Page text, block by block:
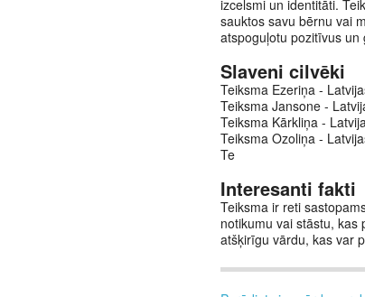
izcelsmi un identitāti.
sauktos savu bērnu vai
atspoguļotu pozitīvus
Slaveni cilvēki
Teiksma Ezeriņa -
Teiksma Jansone -
Teiksma Kārkliņa -
Teiksma Ozoliņa -
Te
Interesanti fakti
Teiksma ir reti
notikumu vai stāstu,
atšķirīgu vārdu, kas var